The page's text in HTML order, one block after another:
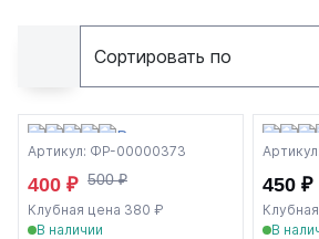
Артикул: ФР-00000373
400 ₽ 500 ₽
Клубная цена 380 ₽
В наличии
450 ₽
В